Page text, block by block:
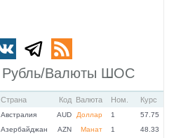
Рубль/Валюты ШОС
Страна Код Валюта Ном. Курс
Австралия AUD Доллар 1
57.75
Азербайджан
AZN Манат 1
48.33